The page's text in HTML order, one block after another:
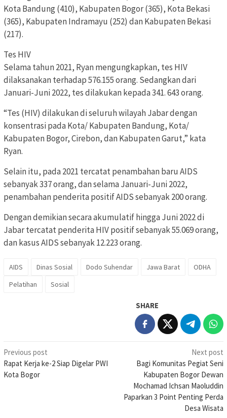
Kota Bandung (410), Kabupaten Bogor (365), Kota Bekasi
(365), Kabupaten Indramayu (252) dan Kabupaten Bekasi
(217).
Tes HIV
Selama tahun 2021, Ryan mengungkapkan, tes HIV
dilaksanakan terhadap 576.155 orang. Sedangkan dari
Januari-Juni 2022, tes dilakukan kepada 341. 643 orang.
“Tes (HIV) dilakukan di seluruh wilayah Jabar dengan
konsentrasi pada Kota/ Kabupaten Bandung, Kota/
Kabupaten Bogor, Cirebon, dan Kabupaten Garut,” kata
Ryan.
Selain itu, pada 2021 tercatat penambahan baru AIDS
sebanyak 337 orang, dan selama Januari-Juni 2022,
penambahan penderita positif AIDS sebanyak 200 orang.
Dengan demikian secara akumulatif hingga Juni 2022 di
Jabar tercatat penderita HIV positif sebanyak 55.069 orang,
dan kasus AIDS sebanyak 12.223 orang.
AIDS Dinas Sosial Dodo Suhendar Jawa Barat
ODHA
Pelatihan
Sosial
SHARE
Post
navigation
Previous post
Rapat Kerja ke-2 Siap Digelar PWI
Kota Bogor
Next post
Bagi Komunitas Pegiat Seni
Kabupaten Bogor Dewan
Mochamad Ichsan Maoluddin
Paparkan 3 Point Penting Perda
Desa Wisata